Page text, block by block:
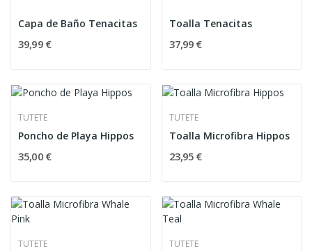
Capa de Baño Tenacitas
39,99 €
Toalla Tenacitas
37,99 €
TUTETE
Poncho de Playa Hippos
35,00 €
TUTETE
Toalla Microfibra Hippos
23,95 €
TUTETE TUTETE